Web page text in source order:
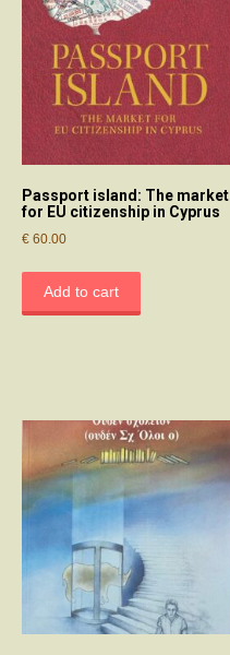
Passport island: The market
for EU citizenship in Cyprus
€ 60.00
Add to cart